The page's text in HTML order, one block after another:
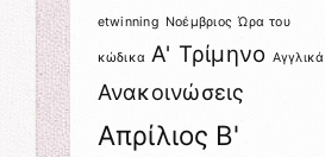
etwinning Nοέμβριος Ώρα του
κώδικα Α' Τρίμηνο Αγγλικά
Ανακοινώσεις
Απρίλιος Β'